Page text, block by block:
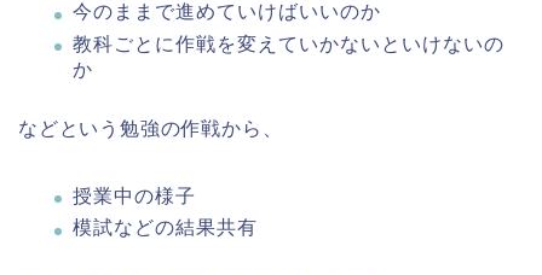
今のままで進めていけばいいのか
教科ごとに作戦を変えていかないといけないの
か
などという勉強の作戦から、
授業中の様子
模試などの結果共有